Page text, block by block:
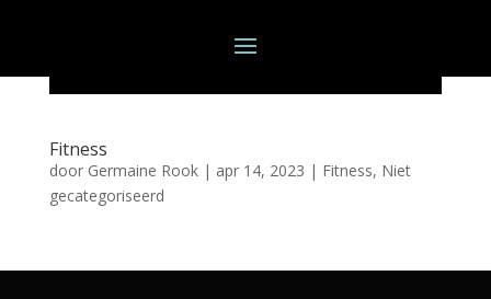
Fitness
door Germaine Rook| apr 14, 2023 | Fitness, Niet
gecategoriseerd